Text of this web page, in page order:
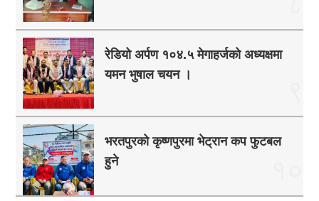
रेडियो अर्पण १०४.५ मेगाहर्जको अध्यक्षमा
यमन भुषाल चयन ।
भरतपुरको कृष्णपुरमा भेट्रान कप फुटबल
हुने